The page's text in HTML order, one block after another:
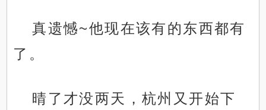
真遗憾~他现在该有的东西都有
了。
晴了才没两天，杭州又开始下